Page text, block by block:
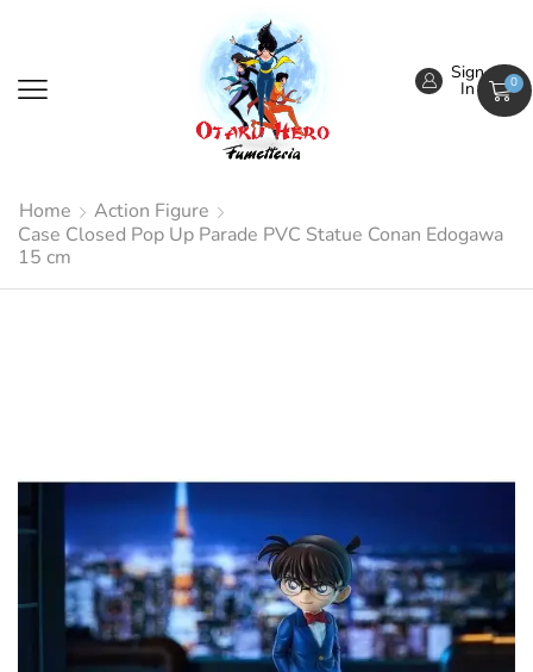
Sign
In 0
Home
Action Figure
Case Closed Pop Up Parade PVC Statue Conan Edogawa
15 cm